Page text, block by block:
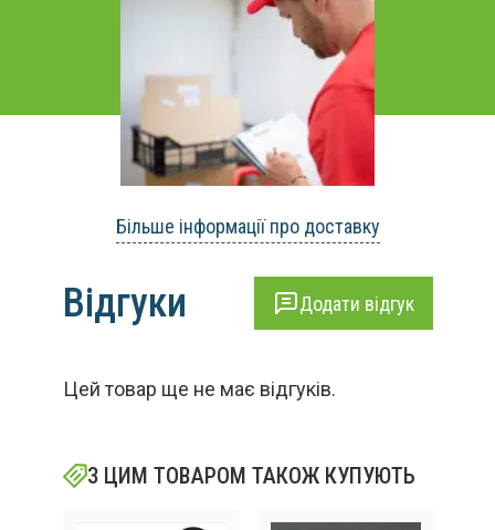
Більше інформації про доставку
Відгуки Додати відгук
Цей товар ще не має відгуків.
З ЦИМ ТОВАРОМ ТАКОЖ КУПУЮТЬ